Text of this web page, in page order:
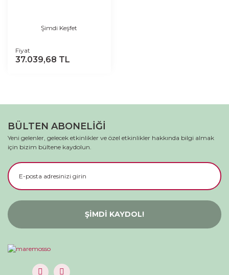
Şimdi Keşfet
Fiyat
37.039,68 TL
BÜLTEN ABONELİĞİ
Yeni gelenler, gelecek etkinlikler ve özel etkinlikler hakkında bilgi almak
için bizim bültene kaydolun.
ŞİMDİ KAYDOL!